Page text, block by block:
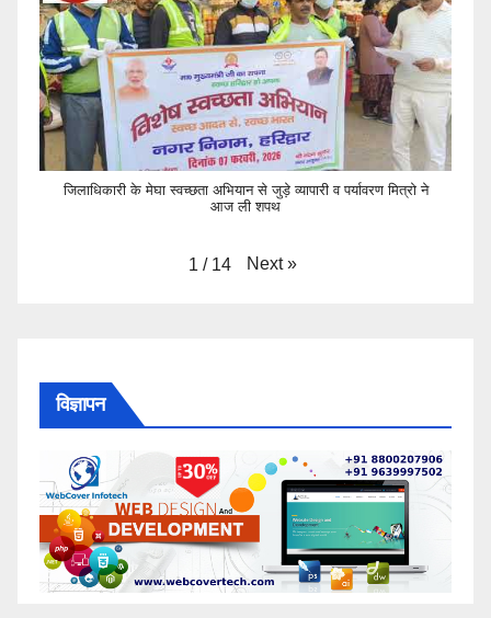
जिलाधिकारी के मेघा स्वच्छता अभियान से जुड़े व्यापारी व पर्यावरण मित्रो ने
आज ली शपथ
1 / 14 Next »
विज्ञापन